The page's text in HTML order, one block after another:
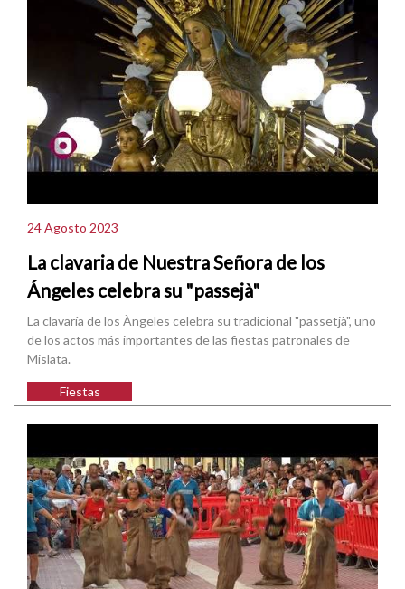
24 Agosto 2023
La clavaria de Nuestra Señora de los
Ángeles celebra su "passejà"
La clavaría de los Àngeles celebra su tradicional "passetjà", uno
de los actos más importantes de las fiestas patronales de
Mislata.
Fiestas